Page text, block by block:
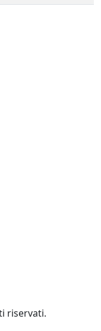
riservati.